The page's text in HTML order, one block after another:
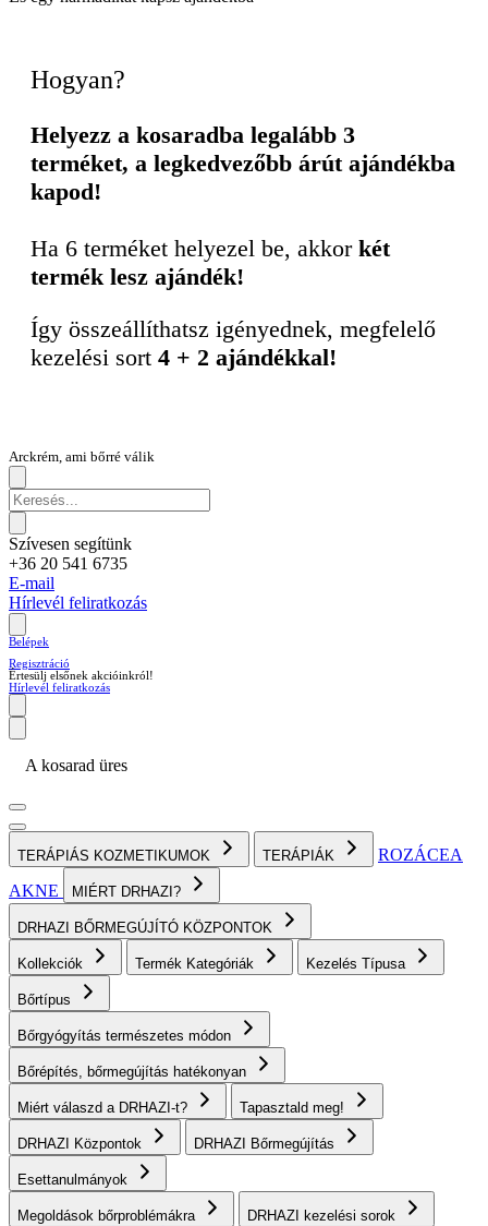
Hogyan?
Helyezz a kosaradba legalább 3
terméket, a legkedvezőbb árút ajándékba
kapod!
Ha 6 terméket helyezel be, akkor két
termék lesz ajándék!
Így összeállíthatsz igényednek, megfelelő
kezelési sort 4 + 2 ajándékkal!
Arckrém, ami bőrré válik
Szívesen segítünk
+36 20 541 6735
E-mail
Hírlevél feliratkozás
Belépek
Regisztráció
Értesülj elsőnek akcióinkról!
Hírlevél feliratkozás
A kosarad üres
TERÁPIÁS KOZMETIKUMOK TERÁPIÁK
ROZÁCEA
AKNE
MIÉRT DRHAZI?
DRHAZI BŐRMEGÚJÍTÓ KÖZPONTOK
Kollekciók Termék Kategóriák Kezelés Típusa
Bőrtípus
Bőrgyógyítás természetes módon
Bőrépítés, bőrmegújítás hatékonyan
Miért válaszd a DRHAZI-t? Tapasztald meg!
DRHAZI Központok DRHAZI Bőrmegújítás
Esettanulmányok
Megoldások bőrproblémákra DRHAZI kezelési sorok